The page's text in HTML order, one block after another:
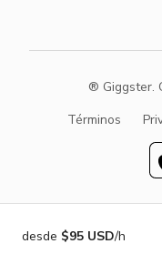
desde $95 USD/h
® Giggster.
Términos